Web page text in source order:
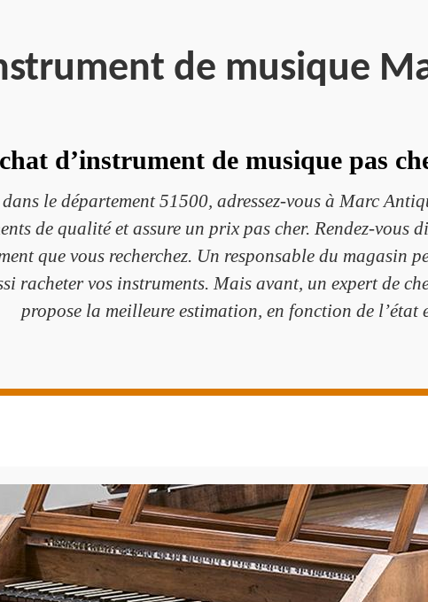
de musique
d’instrument de musique pas
le département 51500, adressez-vous à Marc
de qualité et assure un prix pas cher. Rendez-vous
que vous recherchez. Un responsable du magasin
racheter vos instruments. Mais avant, un expert de
propose la meilleure estimation, en fonction de l’état